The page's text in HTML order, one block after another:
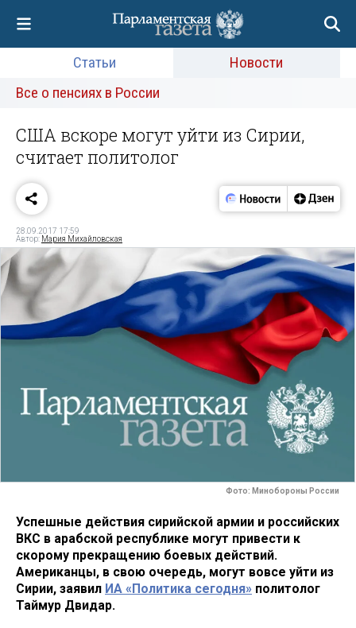
Статьи
Новости
Все о пенсиях в России
США вскоре могут уйти из Сирии,
считает политолог
28.09.2017 17:59
Автор: Мария Михайловская
Фото: Минобороны России
Успешные действия сирийской армии и российских
ВКС в арабской республике могут привести к
скорому прекращению боевых действий.
Американцы, в свою очередь, могут вовсе уйти из
Сирии, заявил ИА «Политика сегодня» политолог
Таймур Двидар.